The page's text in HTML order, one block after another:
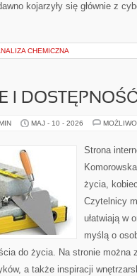
kojarzyły się głównie z
CHEMICZNA
I DOSTĘPNOŚĆ
MAJ - 10 - 2026
Strona
życia,
Czytelnicy
ułatwiają w
myślą o
do życia. Na stronie
a także inspiracji